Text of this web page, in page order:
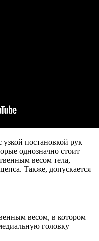
постановкой рук
однозначно стоит
весом тела,
Также, допускается
весом, в котором
головку